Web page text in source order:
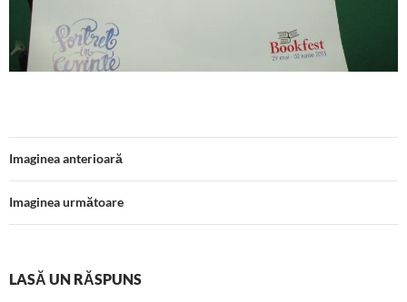
Imaginea anterioară
Imaginea următoare
LASĂ UN RĂSPUNS